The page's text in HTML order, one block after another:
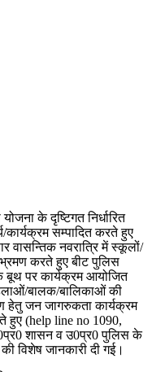
के दृष्टिगत निर्धारित
कार्यक्रम सम्पादित करते हुए
वासन्तिक नवरात्रि में स्कूलों/
करते हुए बीट पुलिस
बूथ पर कार्यक्रम आयोजित
बालक/बालिकाओं की
हेतु जन जागरुकता कार्यक्रम
हुए (help line no 1090,
शासन व उ0प्र0 पुलिस के
विशेष जानकारी दी गई।